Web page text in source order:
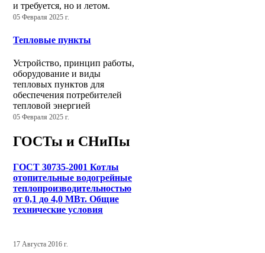
и требуется, но и летом.
05 Февраля 2025 г.
Тепловые пункты
Устройство, принцип работы,
оборудование и виды
тепловых пунктов для
обеспечения потребителей
тепловой энергией
05 Февраля 2025 г.
ГОСТы и СНиПы
ГОСТ 30735-2001 Котлы
отопительные водогрейные
теплопроизводительностью
от 0,1 до 4,0 МВт. Общие
технические условия
17 Августа 2016 г.